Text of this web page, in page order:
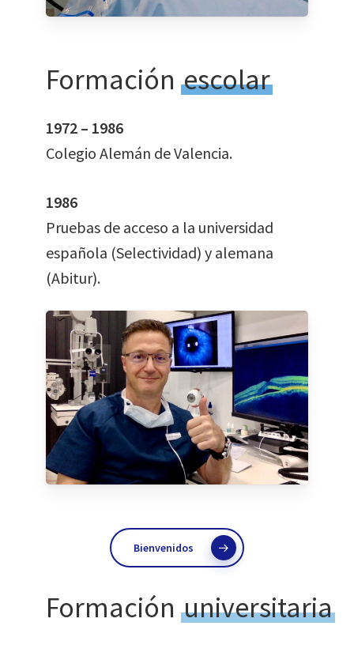
Formaciónescolar
1972 – 1986
Colegio Alemán de Valencia.
1986
Pruebas de acceso a la universidad
española (Selectividad) y alemana
(Abitur).
Bienvenidos
Formaciónuniversitaria